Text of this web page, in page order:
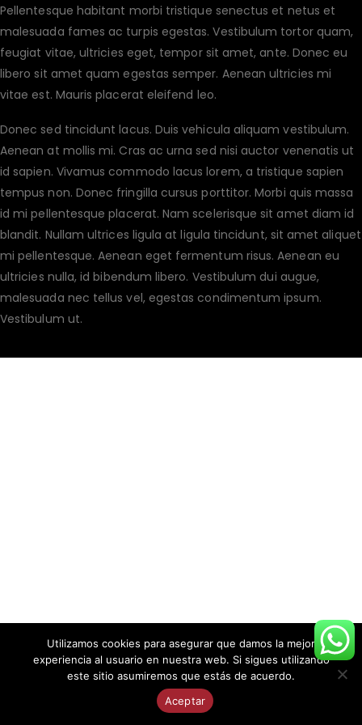
Pellentesque habitant morbi tristique senectus et netus et
malesuada fames ac turpis egestas. Vestibulum tortor quam,
feugiat vitae, ultricies eget, tempor sit amet, ante. Donec eu
libero sit amet quam egestas semper. Aenean ultricies mi
vitae est. Mauris placerat eleifend leo.
Donec sed tincidunt lacus. Duis vehicula aliquam vestibulum.
Aenean at mollis mi. Cras ac urna sed nisi auctor venenatis ut
id sapien. Vivamus commodo lacus lorem, a tristique sapien
tempus non. Donec fringilla cursus porttitor. Morbi quis massa
id mi pellentesque placerat. Nam scelerisque sit amet diam id
blandit. Nullam ultrices ligula at ligula tincidunt, sit amet aliquet
mi pellentesque. Aenean eget fermentum risus. Aenean eu
ultricies nulla, id bibendum libero. Vestibulum dui augue,
malesuada nec tellus vel, egestas condimentum ipsum.
Vestibulum ut.
Utilizamos cookies para asegurar que damos la mejor
experiencia al usuario en nuestra web. Si sigues utilizando
este sitio asumiremos que estás de acuerdo.
Aceptar